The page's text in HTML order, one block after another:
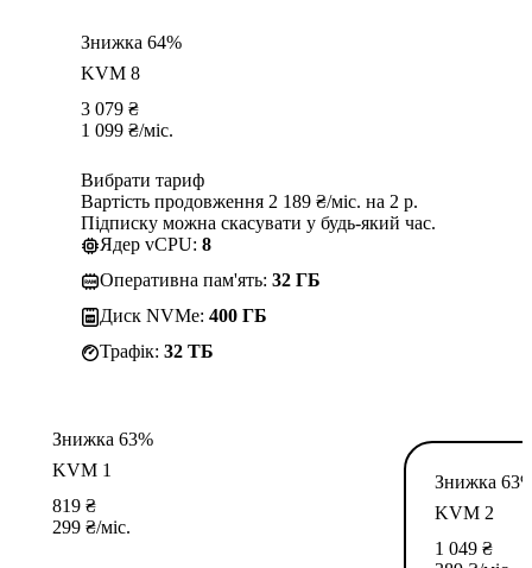
Знижка 64%
KVM 8
3 079 ₴
1 099 ₴/міс.
Вибрати тариф
Вартість продовження 2 189 ₴/міс. на 2 р.
Підписку можна скасувати у будь-який час.
Ядер vCPU: 8
Оперативна пам'ять: 32 ГБ
Диск NVMe: 400 ГБ
Трафік: 32 TБ
Знижка 63%
KVM 1
819 ₴
299 ₴/міс.
Знижка
KVM 2
1 049 ₴